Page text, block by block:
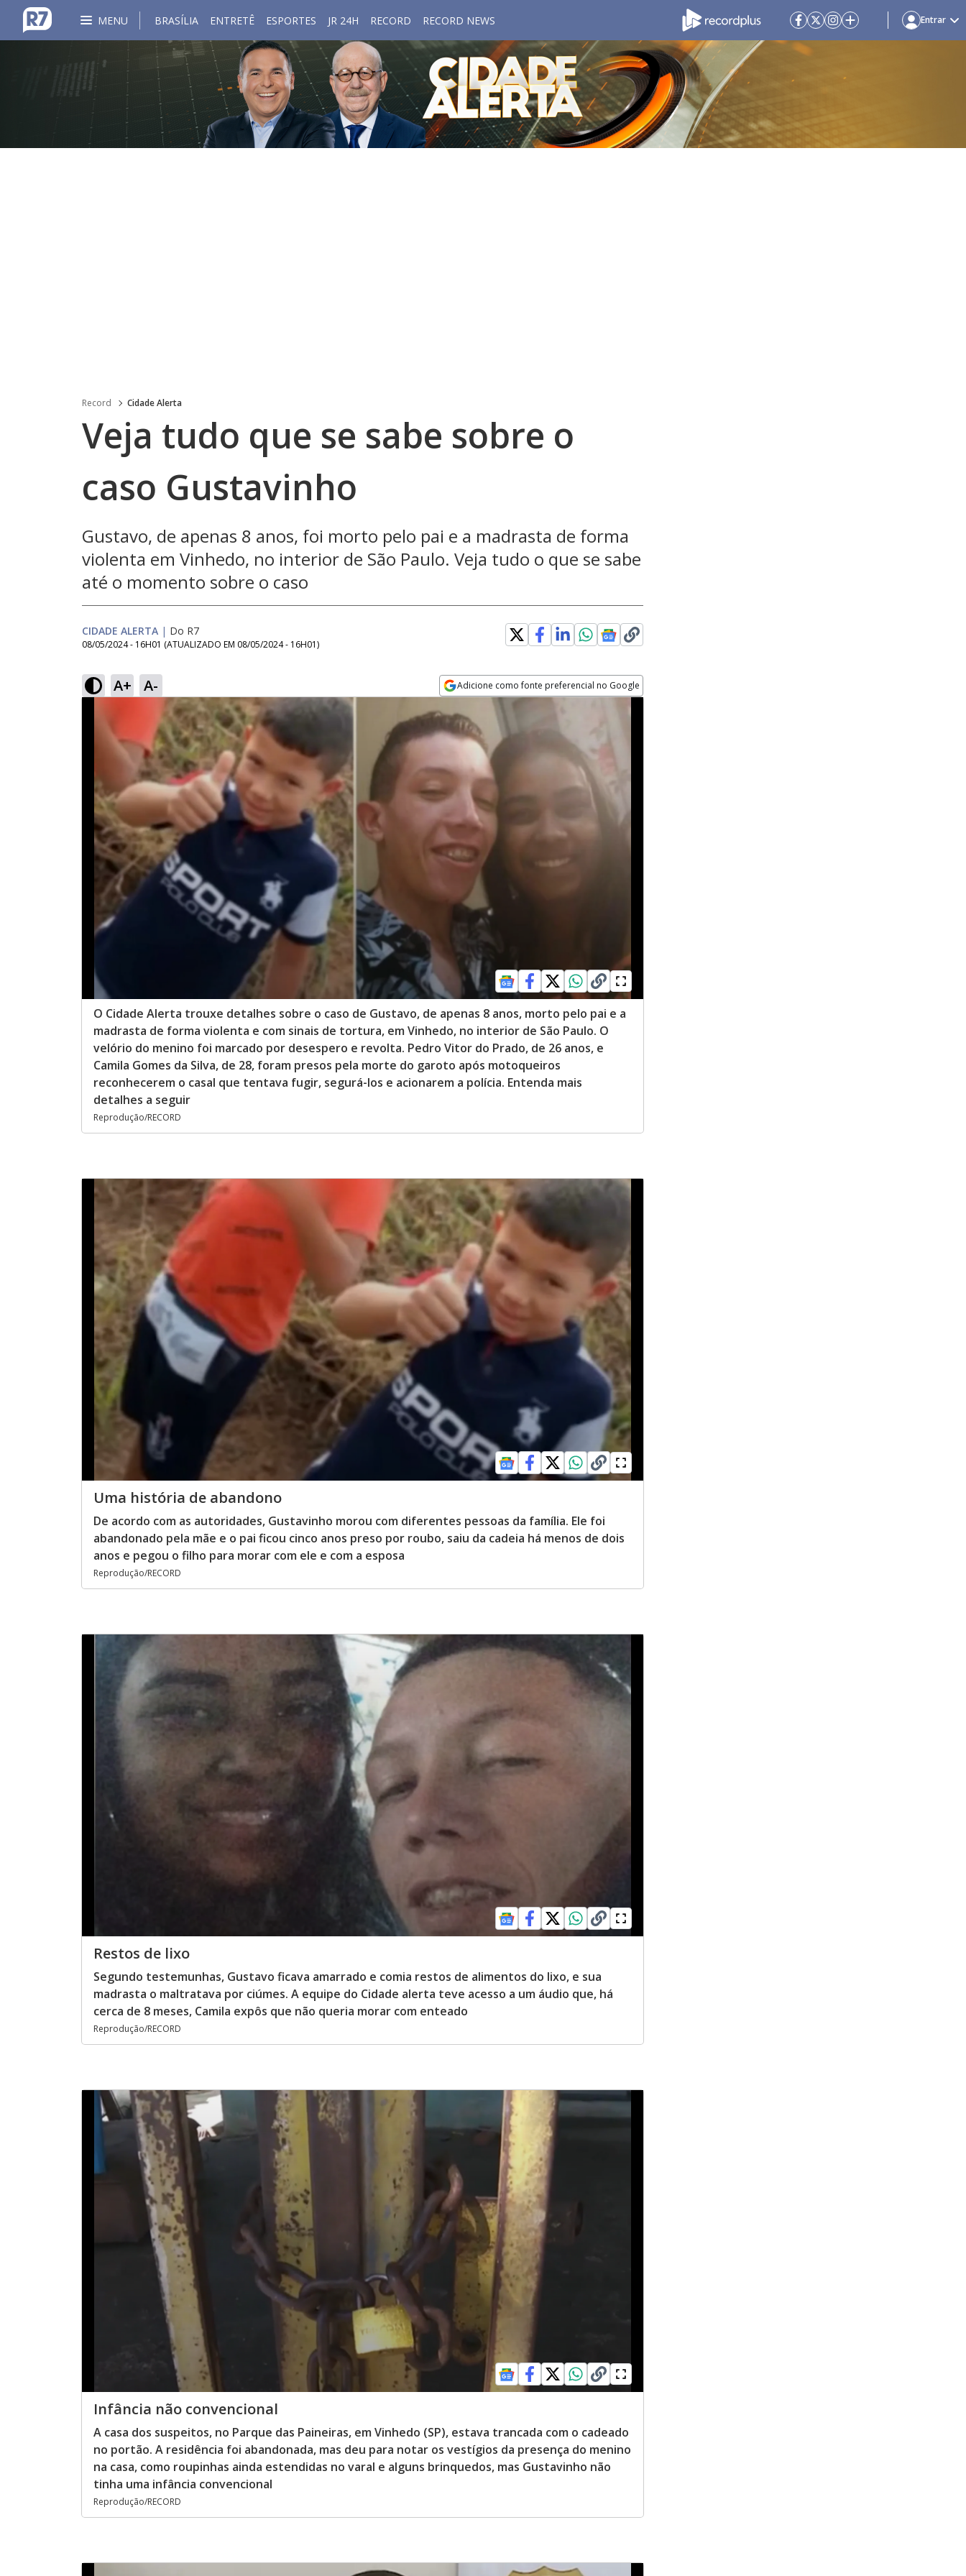
MENU BRASÍLIA ENTRETÊ ESPORTES JR 24H RECORD RECORD NEWS Entrar
Record Cidade Alerta
Veja tudo que se sabe sobre o
caso Gustavinho
Gustavo, de apenas 8 anos, foi morto pelo pai e a madrasta de forma
violenta em Vinhedo, no interior de São Paulo. Veja tudo o que se sabe
até o momento sobre o caso
CIDADE ALERTA | Do R7
08/05/2024 - 16H01 (ATUALIZADO EM 08/05/2024 - 16H01)
A+ A- Adicione como fonte preferencial no Google
Opens in new window
O Cidade Alerta trouxe detalhes sobre o caso de Gustavo, de apenas 8 anos, morto pelo pai e a
madrasta de forma violenta e com sinais de tortura, em Vinhedo, no interior de São Paulo. O
velório do menino foi marcado por desespero e revolta. Pedro Vitor do Prado, de 26 anos, e
Camila Gomes da Silva, de 28, foram presos pela morte do garoto após motoqueiros
reconhecerem o casal que tentava fugir, segurá-los e acionarem a polícia. Entenda mais
detalhes a seguir
Reprodução/RECORD
Uma história de abandono
De acordo com as autoridades, Gustavinho morou com diferentes pessoas da família. Ele foi
abandonado pela mãe e o pai ficou cinco anos preso por roubo, saiu da cadeia há menos de dois
anos e pegou o filho para morar com ele e com a esposa
Reprodução/RECORD
Restos de lixo
Segundo testemunhas, Gustavo ficava amarrado e comia restos de alimentos do lixo, e sua
madrasta o maltratava por ciúmes. A equipe do Cidade alerta teve acesso a um áudio que, há
cerca de 8 meses, Camila expôs que não queria morar com enteado
Reprodução/RECORD
Infância não convencional
A casa dos suspeitos, no Parque das Paineiras, em Vinhedo (SP), estava trancada com o cadeado
no portão. A residência foi abandonada, mas deu para notar os vestígios da presença do menino
na casa, como roupinhas ainda estendidas no varal e alguns brinquedos, mas Gustavinho não
tinha uma infância convencional
Reprodução/RECORD